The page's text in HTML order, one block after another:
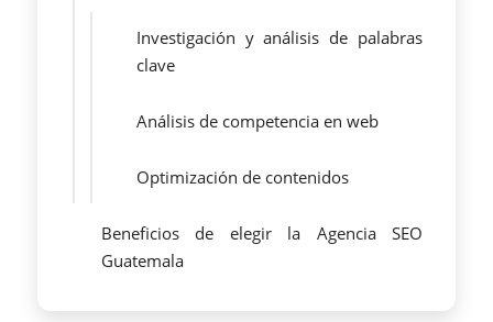
Investigación y análisis de palabras
clave
Análisis de competencia en web
Optimización de contenidos
Beneficios de elegir la Agencia SEO
Guatemala